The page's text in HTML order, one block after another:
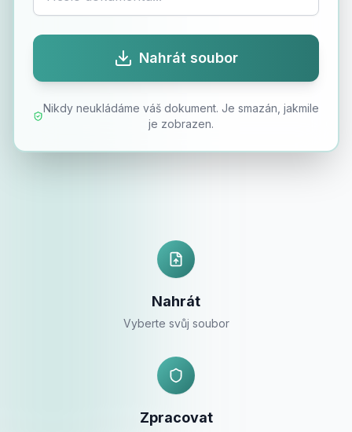
Nahrát soubor
Nikdy neukládáme váš dokument. Je smazán, jakmile
je zobrazen.
Nahrát
Vyberte svůj soubor
Zpracovat